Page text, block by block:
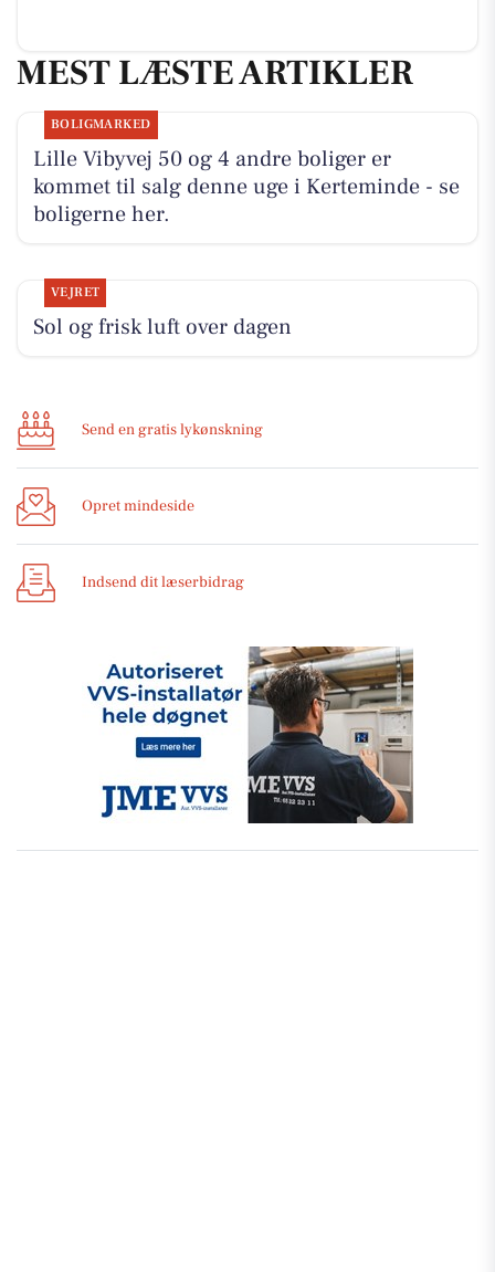
MEST LÆSTE ARTIKLER
BOLIGMARKED
Lille Vibyvej 50 og 4 andre boliger er
kommet til salg denne uge i Kerteminde - se
boligerne her.
VEJRET
Sol og frisk luft over dagen
Send en gratis lykønskning
Opret mindeside
Indsend dit læserbidrag